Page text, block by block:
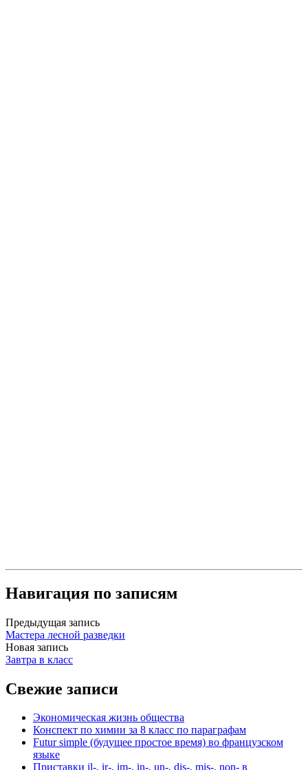
Навигация по записям
Предыдущая запись
Мастера лесной разведки
Новая запись
Завтра в класс
Свежие записи
Экономическая жизнь общества
Конспект по химии за 8 класс по параграфам
Futur simple (будущее простое время) во французском
языке
Приставки il-, ir-, im-, in-, un-, dis-, mis-, non- в